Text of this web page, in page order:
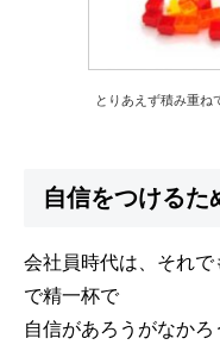
とりあえず積み重ね
自信をつけるた
会社員時代は、それ
で精一杯で
自信があろうがなか